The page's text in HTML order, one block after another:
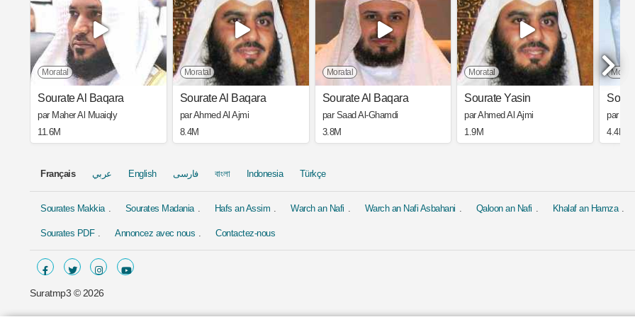
Moratal
Sourate Al Baqara
par Maher Al Muaiqly
11.6M
Moratal
Sourate Al Baqara
par Ahmed Al Ajmi
8.4M
Moratal
Sourate Al Baqara
par Saad Al-Ghamdi
3.8M
Moratal
Sourate Yasin
par Ahmed Al Ajmi
1.9M
Moratal
par
4.4M
Français عربي English فارسی বাংলা Indonesia Türkçe
Sourates Makkia Sourates Madania Hafs an Assim Warch an Nafi Warch an Nafi Asbahani Qaloon an Nafi Khalaf an Hamza
Sourates PDF Annoncez avec nous Contactez-nous
Suratmp3 © 2026